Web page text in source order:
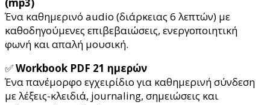
Ένα καθημερινό audio (διάρκειας 6 λεπτών) με
καθοδηγούμενες επιβεβαιώσεις, ενεργοποιητική
φωνή και απαλή μουσική.
✅Workbook PDF 21 ημερών
Ένα πανέμορφο εγχειρίδιο για καθημερινή σύνδεση
με λέξεις-κλειδιά, journaling, σημειώσεις και